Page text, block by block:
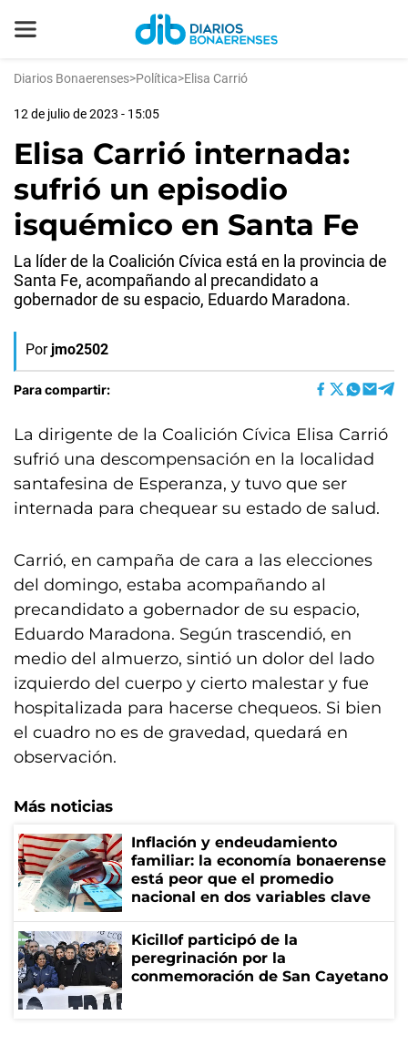
Diarios Bonaerenses>Política>Elisa Carrió
12 de julio de 2023 - 15:05
Elisa Carrió internada:
sufrió un episodio
isquémico en Santa Fe
La líder de la Coalición Cívica está en la provincia de
Santa Fe, acompañando al precandidato a
gobernador de su espacio, Eduardo Maradona.
Por jmo2502
Para compartir:
La dirigente de la Coalición Cívica Elisa Carrió
sufrió una descompensación en la localidad
santafesina de Esperanza, y tuvo que ser
internada para chequear su estado de salud.
Carrió, en campaña de cara a las elecciones
del domingo, estaba acompañando al
precandidato a gobernador de su espacio,
Eduardo Maradona. Según trascendió, en
medio del almuerzo, sintió un dolor del lado
izquierdo del cuerpo y cierto malestar y fue
hospitalizada para hacerse chequeos. Si bien
el cuadro no es de gravedad, quedará en
observación.
Más noticias
Inflación y endeudamiento
familiar: la economía bonaerense
está peor que el promedio
nacional en dos variables clave
Kicillof participó de la
peregrinación por la
conmemoración de San Cayetano